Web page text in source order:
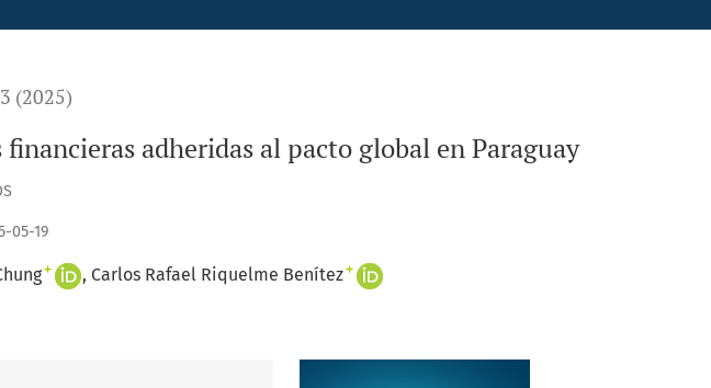
(2025)
adheridas al pacto global en Paraguay
05-19
+ Carlos Rafael Riquelme Benítez+